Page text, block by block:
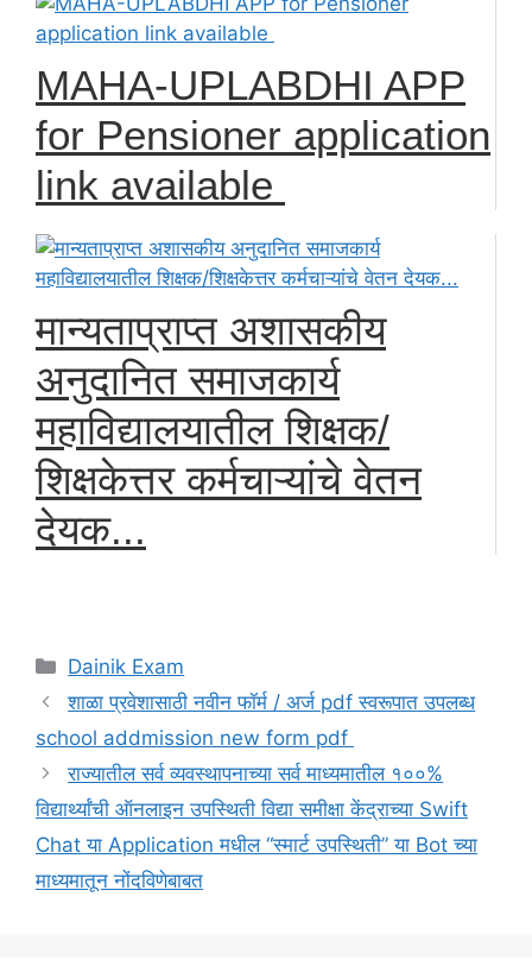
MAHA-UPLABDHI APP
for Pensioner application
link available
मान्यताप्राप्त अशासकीय
अनुदानित समाजकार्य
महाविद्यालयातील शिक्षक/
शिक्षकेत्तर कर्मचाऱ्यांचे वेतन
देयक...
Categories
Dainik Exam
शाळा प्रवेशासाठी नवीन फॉर्म / अर्ज pdf स्वरूपात उपलब्ध
school addmission new form pdf
राज्यातील सर्व व्यवस्थापनाच्या सर्व माध्यमातील १००%
विद्यार्थ्यांची ऑनलाइन उपस्थिती विद्या समीक्षा केंद्राच्या Swift
Chat या Application मधील “स्मार्ट उपस्थिती” या Bot च्या
माध्यमातून नोंदविणेबाबत